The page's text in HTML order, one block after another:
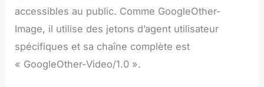
accessibles au public. Comme GoogleOther-
Image, il utilise des jetons d’agent utilisateur
spécifiques et sa chaîne complète est
« GoogleOther-Video/1.0 ».